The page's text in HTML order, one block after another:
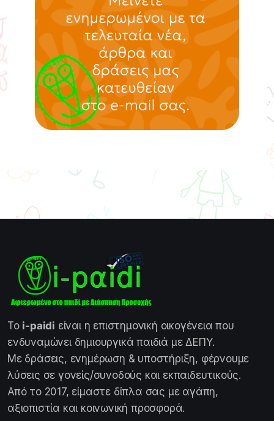
Το i-paidi είναι η επιστημονική οικογένεια που
ενδυναμώνει δημιουργικά παιδιά με ΔΕΠΥ.
Με δράσεις, ενημέρωση & υποστήριξη, φέρνουμε
λύσεις σε γονείς/συνοδούς και εκπαιδευτικούς.
Από το 2017, είμαστε δίπλα σας με αγάπη,
αξιοπιστία και κοινωνική προσφορά.